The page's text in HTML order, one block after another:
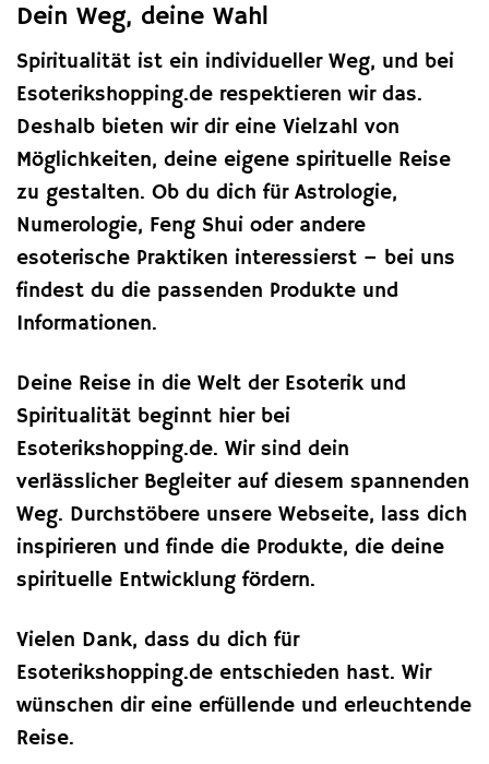
Dein Weg, deine Wahl
Spiritualität ist ein individueller Weg, und bei
Esoterikshopping.de respektieren wir das.
Deshalb bieten wir dir eine Vielzahl von
Möglichkeiten, deine eigene spirituelle Reise
zu gestalten. Ob du dich für Astrologie,
Numerologie, Feng Shui oder andere
esoterische Praktiken interessierst – bei uns
findest du die passenden Produkte und
Informationen.
Deine Reise in die Welt der Esoterik und
Spiritualität beginnt hier bei
Esoterikshopping.de. Wir sind dein
verlässlicher Begleiter auf diesem spannenden
Weg. Durchstöbere unsere Webseite, lass dich
inspirieren und finde die Produkte, die deine
spirituelle Entwicklung fördern.
Vielen Dank, dass du dich für
Esoterikshopping.de entschieden hast. Wir
wünschen dir eine erfüllende und erleuchtende
Reise.